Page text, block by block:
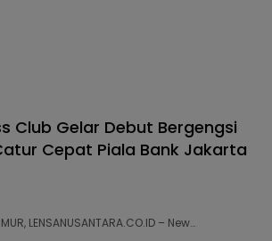
Club Gelar Debut Bergengsi
Cepat Piala Bank Jakarta
LENSANUSANTARA.CO.ID – New…